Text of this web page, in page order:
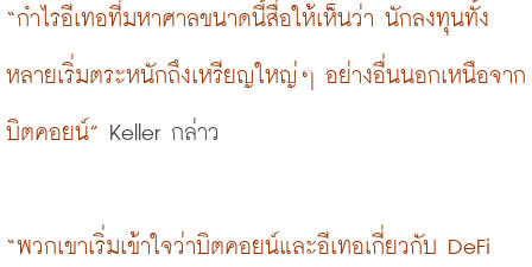
“กำไรอีเทอที่มหาศาลขนาดนี้สื่อให้เห็นว่า นักลงทุนทั้ง
หลายเริ่มตระหนักถึงเหรียญใหญ่ๆ อย่างอื่นนอกเหนือจาก
บิตคอยน์” Keller กล่าว
“พวกเขาเริ่มเข้าใจว่าบิตคอยน์และอีเทอเกี่ยวกับ DeFi